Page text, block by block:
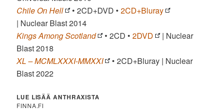
Chile On Hell
• 2CD+DVD •2CD+Bluray
| Nuclear Blast 2014
Kings Among Scotland
• 2CD •2DVD
| Nuclear
Blast 2018
XL – MCMLXXXI-MMXXI
• 2CD+Bluray | Nuclear
Blast 2022
LUE LISÄÄ ANTHRAXISTA
FINNA.FI